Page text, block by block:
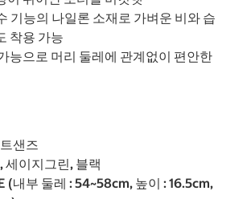
기능의 나일론 소재로 가벼운 비와 습
착용 가능
능으로 머리 둘레에 관계없이 편안한
샌즈
세이지그린, 블랙
(내부 둘레 : 54~58cm, 높이 : 16.5cm,